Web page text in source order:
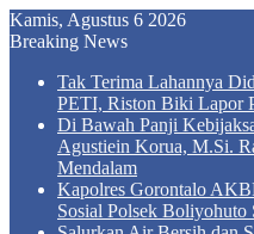
Kamis, Agustus 6 2026
Breaking News
Tak Terima Lahannya
PETI, Riston Biki Lapor
Di Bawah Panji
Agustiein Korua, M.Si.
Mendalam
Kapolres Gorontalo
Sosial Polsek Boliyohuto